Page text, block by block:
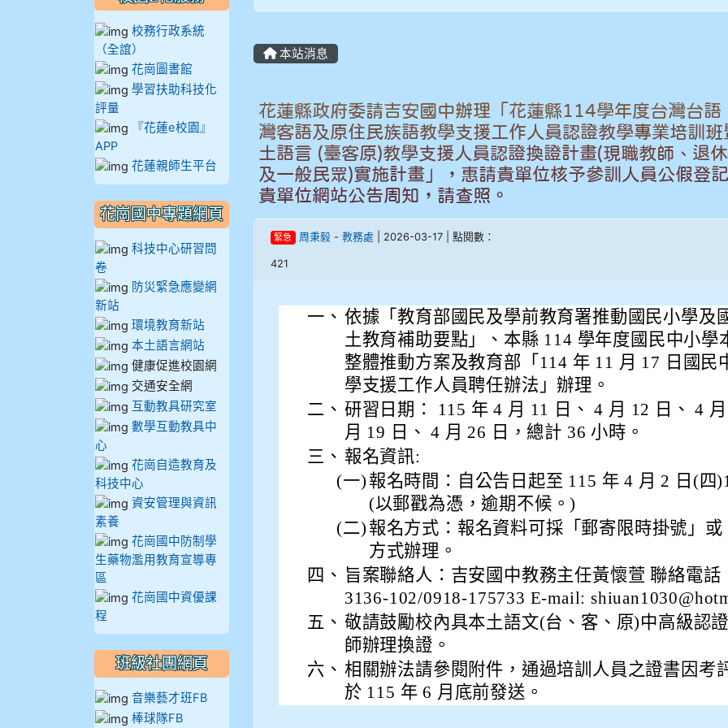
905鄭瑀安
906江彥臻
908彭主豪
909林柏翰
909林玉楓
909林朝智
911王祉傑
911張 婷
912彭子宸
914王苡澄
本站消息
花蓮縣政府委請吉安國中辦理「花蓮縣114學年度台灣台語
灣客語及原住民族語教學支援工作人員認證教學專業培訓班
土語言 (臺客原)教學支援人員認證換證計畫(現職教師、退
及一般民眾)實施計畫」，惠請貴單位核予參訓人員公假登
貴單位網站公告周知，請查照。
緊急 周秉毅- 教務處 | 2026-03-17 | 點閱數：
421
一、 依據「教育部國民及學前教育署推動國民小學及
土教育補助要點」、本縣 114 學年度國民中小學
整體推動方案及教育部「114 年 11 月 17 日國民
學支援工作人員聘任辦法」辦理。
二、 研習日期： 115 年 4 月 11 日、 4 月 12 日、 4
月 19 日、 4 月 26 日，總計 36 小時。
三、 報名資訊:
(一) 報名時間：自公告日起至 115 年 4 月 2 日(四
(以郵戳為憑，逾期不候。)
(二) 報名方式：報名資料可採「郵寄限時掛號」或
方式辦理。
四、 旨案聯絡人：吉安國中教務主任黃懷萱 聯絡電話
3136-102/0918-175733 E-mail:
五、 敬請鼓勵校內具本土語文(台、客、原)中高級認
師辦理換證。
六、 相關辦法請參閱附件，通過培訓人員之證書因考
於 115 年 6 月底前發送。
校務行政系統
（全誼）
花崗圖書館
學習扶助科技化
評量
『花蓮e校園』
APP
花蓮親師生平台
花崗國中專題網頁
科技中心研習問
卷
防災緊急應變網
新站
環境教育新站
本土語言網站
健康促進校園網
交通安全網
互動教具研究室
數學互動教具中
心
花崗自造教育及
科技中心
資安管理與資訊
素養
花崗國中防制學
生藥物濫用教育宣導專
區
花崗國中資優課
程
班級社團網頁
音樂藝才班FB
棒球隊FB